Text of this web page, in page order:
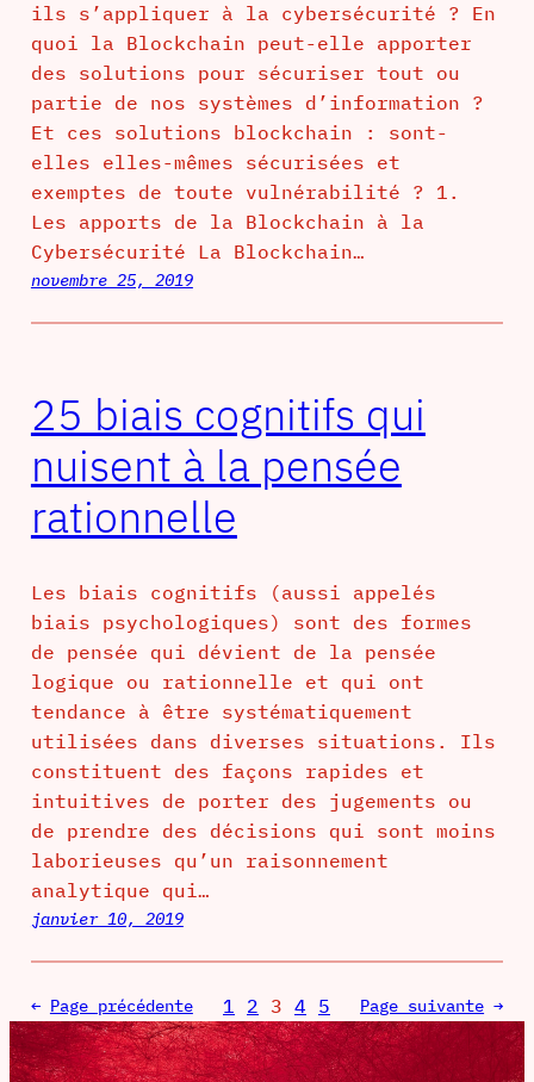
ils s’appliquer à la cybersécurité ? En
quoi la Blockchain peut-elle apporter
des solutions pour sécuriser tout ou
partie de nos systèmes d’information ?
Et ces solutions blockchain : sont-
elles elles-mêmes sécurisées et
exemptes de toute vulnérabilité ? 1.
Les apports de la Blockchain à la
Cybersécurité La Blockchain…
novembre 25, 2019
25 biais cognitifs qui
nuisent à la pensée
rationnelle
Les biais cognitifs (aussi appelés
biais psychologiques) sont des formes
de pensée qui dévient de la pensée
logique ou rationnelle et qui ont
tendance à être systématiquement
utilisées dans diverses situations. Ils
constituent des façons rapides et
intuitives de porter des jugements ou
de prendre des décisions qui sont moins
laborieuses qu’un raisonnement
analytique qui…
janvier 10, 2019
← Page précédente 1 2 3 4 5 Page suivante →